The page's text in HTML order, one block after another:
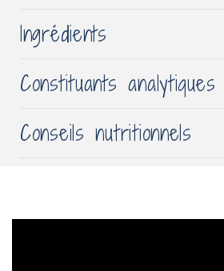
Ingrédients
Constituants analytiques
Conseils nutritionnels